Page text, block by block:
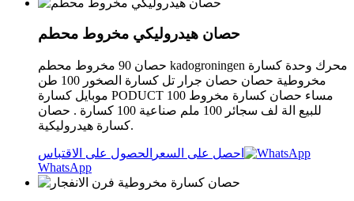
حصان هيدروليكي مخروط محطم
حصان 90 مخروط محطم kadogroningen محرك وحدة كسارة
مخروطية حصان حصان جرار تل كسارة الصخور 100 طن
موبايل كسارة PODUCT مساء حصان كسارة مخروط 100
للبيع الة لف سجائر 100 ملم صناعية 100 كسارة . حصان
كسارة هيدروليكية.
احصل على السعر الحصول على الاقتباس
WhatsApp